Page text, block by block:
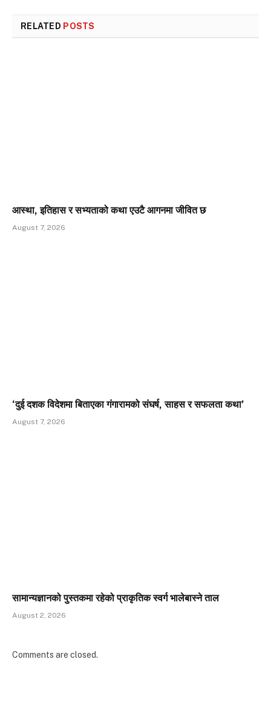
RELATED POSTS
आस्था, इतिहास र सभ्यताको कथा एउटै आगनमा जीवित छ
August 7, 2026
‘दुई दशक विदेशमा बिताएका गंगारामको संघर्ष, साहस र सफलता कथा’
August 7, 2026
सामान्यज्ञानको पुस्तकमा रहेको प्राकृतिक स्वर्ग भालेबास्ने ताल
August 2, 2026
Comments are closed.